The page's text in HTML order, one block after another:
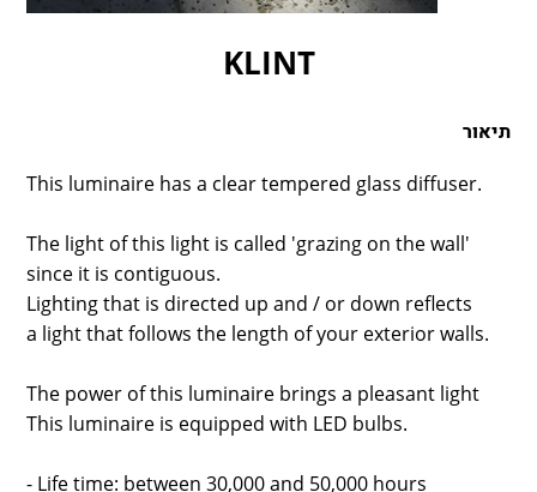
LAMBERT & FILS
PORSCHE
TOBIAS GRAU
KLINT
תיאור
This luminaire has a clear tempered glass diffuser.
The light of this light is called 'grazing on the wall'
since it is contiguous.
Lighting that is directed up and / or down reflects
a light that follows the length of your exterior walls.
The power of this luminaire brings a pleasant light
This luminaire is equipped with LED bulbs.
- Life time: between 30,000 and 50,000 hours